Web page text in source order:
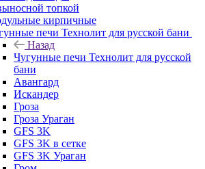
топкой
кирпичные
печи Технолит для русской бани
Назад
Чугунные печи Технолит для русской
бани
Авангард
Искандер
Гроза
Гроза Ураган
GFS 3K
GFS 3K в сетке
GFS 3K Ураган